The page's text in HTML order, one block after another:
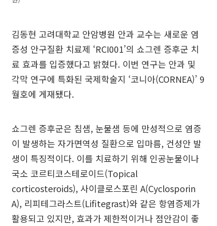
김동현 고려대학교 안암병원 안과 교수는 새로운 염
증성 안구질환 치료제 ‘RCI001’의 쇼그렌 증후군 치
료 효과를 입증했다고 밝혔다. 이번 연구는 안과 및
각막 연구에 특화된 국제학술지 ‘코니아(CORNEA)’ 9
월호에 게재됐다.
쇼그렌 증후군은 침샘, 눈물샘 등에 만성적으로 염증
이 발생하는 자가면역성 질환으로 입마름, 건성안 발
생이 특징적이다. 이를 치료하기 위해 인공눈물이나
국소 코르티코스테로이드(Topical
corticosteroids), 사이클로스포린 A(Cyclosporin
A), 리피테그라스트(Lifitegrast)와 같은 항염증제가
활용되고 있지만, 효과가 제한적이거나 점안감이 좋